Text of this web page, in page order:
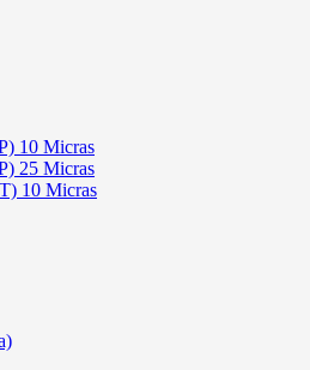
10 Micras
25 Micras
10 Micras